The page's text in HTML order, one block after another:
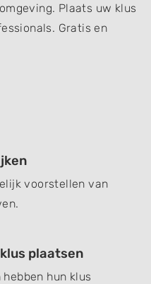
Plaats uw klus
Gratis en
voorstellen van
plaatsen
hebben hun klus